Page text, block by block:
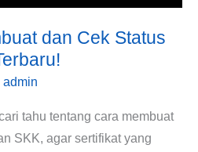
dan Cek Status
admin
tahu tentang cara membuat
SKK, agar sertifikat yang